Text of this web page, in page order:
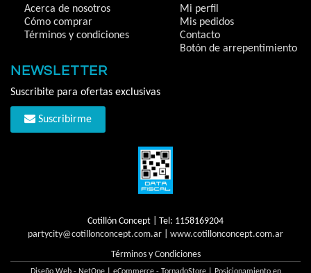
Acerca de nosotros
Cómo comprar
Términos y condiciones
Mi perfil
Mis pedidos
Contacto
Botón de arrepentimiento
NEWSLETTER
Suscribite para ofertas exclusivas
Suscribirme
Cotillón Concept | Tel: 1158169204
partycity@cotillonconcept.com.ar
www.cotillonconcept.com.ar
Términos y Condiciones